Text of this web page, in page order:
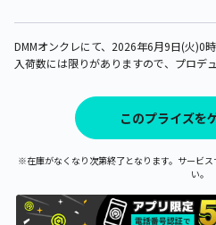
DMMオンクレにて、2026年6月9日(火)0
入荷数には限りがありますので、プロデ
このプライズを
※在庫がなくなり次第終了となります。サービ
い。